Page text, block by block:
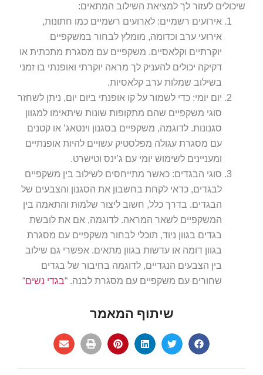
שיכולים לעזור לך למציאת השילוב המתאים:
אירועים רשמיים: לארועים רשמיים כמו חתונות,
אירועי ערב וכדומה, מומלץ לבחור במשקפיים
יוקרתיים וקלאסיים. משקפיים עם מסגרת מתכתית או
דקיקה יכולים להעניק לך מראה יוקרתי ואופנתי בו זמני
בשילוב שמלות ערב קלאסיות.
יום יומי: כדי לשמור על קו אופנתי ביום יום, ניתן לשחזר
סוגי משקפיים שהם מתקופות שונות שיתאימו למגוון
סגנונות. לדוגמה, משקפיים בסגנון וינטאג’ או קטנים
עם מסגרת עגולה מפלסטיק עשויים להיות אופנתיים
ומעניינים לשימוש יומי עם ג’ינס וטישרט.
סוגי הבגדים: כאשר מתייחסים לשילוב בין משקפיים
לבגדים, כדאי לקחת בחשבון את הסגנון והצבעים של
הבגדים. בדרך כלל, חשוב ליצור שלמות והתאמה בין
המשקפיים לשאר המראה. לדוגמה, אם את לובשת
בגדים בגוון ניוד, תוכלי לבחור משקפיים עם מסגרת
בגוון דומה או עדשות בגוון מתאים. אפשרי גם שילוב
בין הצבעים הנגדיים, לדוגמה בחיבור של בגדים
שחורים עם משקפיים עם מסגרת לבנה. “בגדי נשים“
שיתוף המאמר